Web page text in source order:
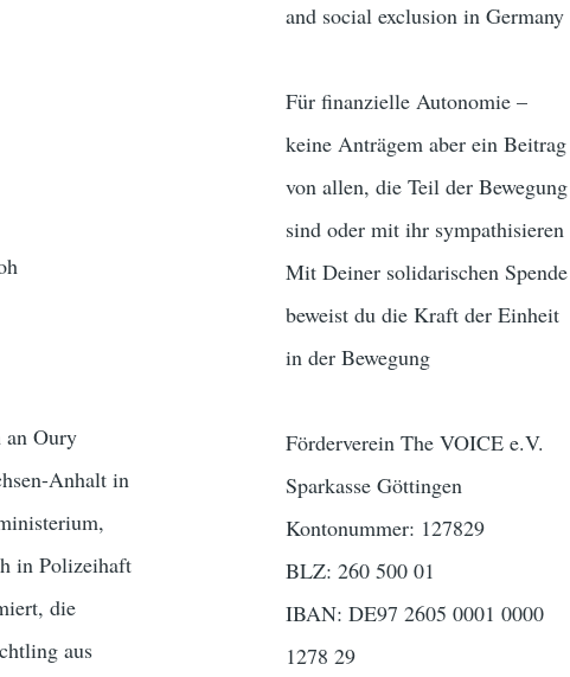
an Oury
Anhalt in
in Polizeihaft
die
aus
and social exclusion in Germany
Für finanzielle Autonomie –
keine Anträgem aber ein Beitrag
von allen, die Teil der Bewegung
sind oder mit ihr sympathisieren
Mit Deiner solidarischen Spende
beweist du die Kraft der Einheit
in der Bewegung
Förderverein The VOICE e.V.
Sparkasse Göttingen
Kontonummer: 127829
BLZ: 260 500 01
IBAN: DE97 2605 0001 0000
1278 29